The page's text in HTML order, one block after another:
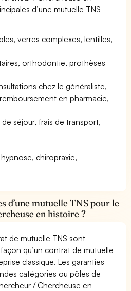
d’une mutuelle TNS
verres complexes, lentilles,
orthodontie, prothèses
chez le généraliste,
en pharmacie,
séjour, frais de transport,
chiropraxie,
d’une mutuelle TNS pour le
en histoire ?
de mutuelle TNS sont
qu’un contrat de mutuelle
classique. Les garanties
catégories ou pôles de
/ Chercheuse en